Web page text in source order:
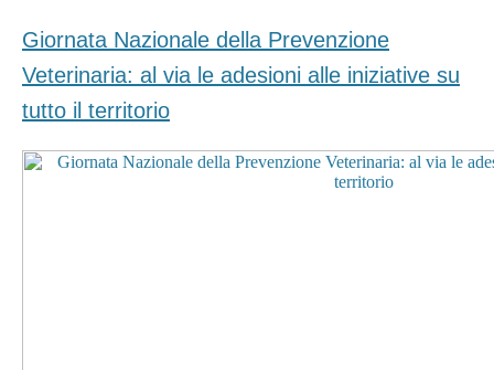
Giornata Nazionale della Prevenzione
Veterinaria: al via le adesioni alle iniziative su
tutto il territorio